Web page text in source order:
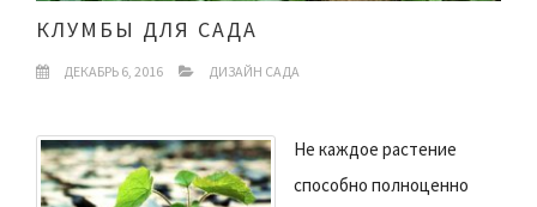
КЛУМБЫ ДЛЯ САДА
ДЕКАБРЬ 6, 2016 ДИЗАЙН САДА
Не каждое растение
способно полноценно